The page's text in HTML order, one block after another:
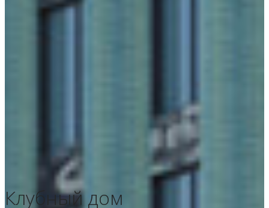
Клубный дом